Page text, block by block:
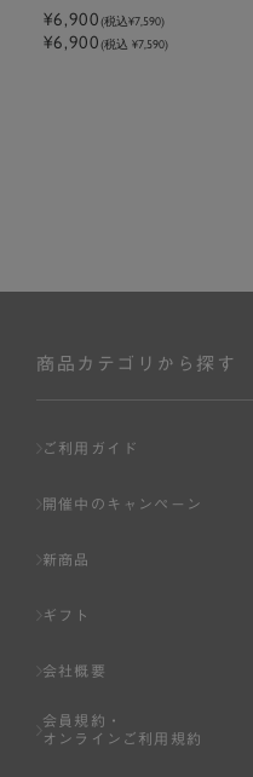
¥6,900(税込¥7,590)
¥6,900(税込 ¥7,590)
商品カテゴリから探す
ご利用ガイド
開催中のキャンペーン
新商品
ギフト
会社概要
会員規約・
オンラインご利用規約